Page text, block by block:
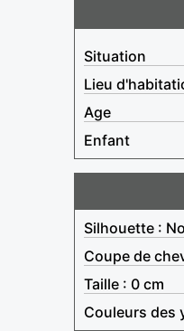
Situation
Lieu
Age
Enfant
Silhouette :
Coupe de
Taille : 0 cm
Couleurs des